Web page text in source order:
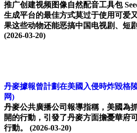
推广创建视频图像自然配音工具包
生成平台的最佳方式莫过于使用可爱
果这些动物还能恶搞中国电视剧、短
(2026-03-20)
丹麥據報曾計劃在美國入侵時炸毀格
网)
丹麥公共廣播公司報導指稱，美國為
開的行動，引發了丹麥方面擔憂華府
行動。
(2026-03-20)